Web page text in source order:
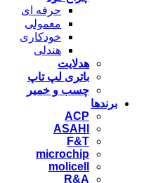
حرفه ای
معمولی
خودکاری
هندلی
هدلایت
باتری لپ تاپ
چسب و خمیر
برندها
ACP
ASAHI
F&T
microchip
molicell
R&A